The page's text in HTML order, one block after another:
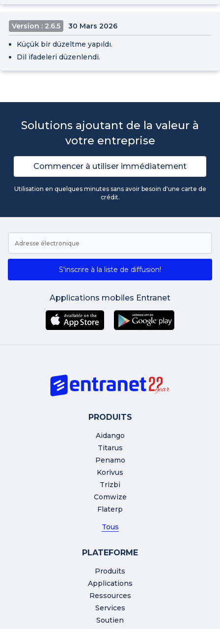
Version : 2.6.5 30 Mars 2026
Küçük bir düzeltme yapıldı.
Dil ifadeleri düzenlendi.
Solutions ajoutant de la valeur à
votre entreprise
Commencer à utiliser immédiatement
Utilisation en quelques minutes sans avoir besoin d'une carte de
crédit.
S'inscrire à la liste de diffusion!
Applications mobiles Entranet
PRODUITS
Aidango
Titarus
Penamo
Korivus
Trizbi
Comwize
Flaterp
Tous
PLATEFORME
Produits
Applications
Ressources
Services
Soutien